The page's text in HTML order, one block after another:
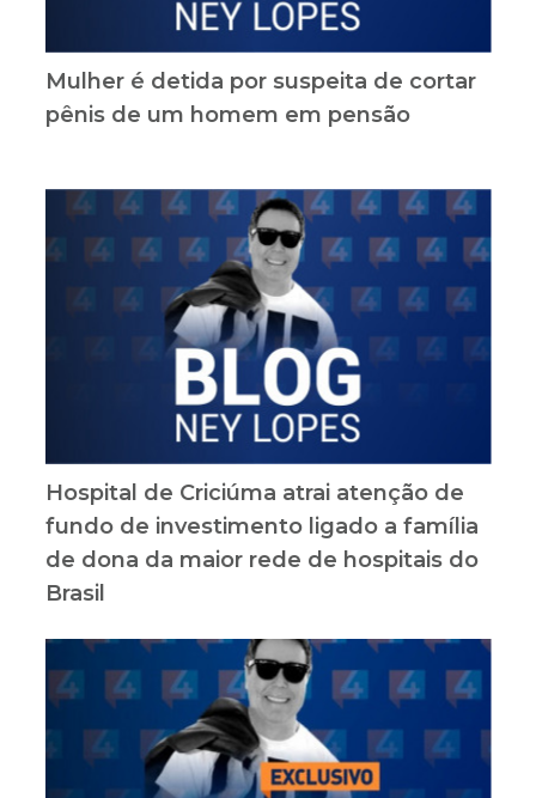
Mulher é detida por suspeita de cortar
pênis de um homem em pensão
Hospital de Criciúma atrai atenção de
fundo de investimento ligado a família
de dona da maior rede de hospitais do
Brasil